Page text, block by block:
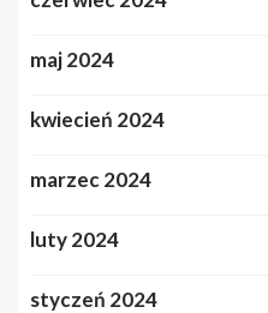
maj 2024
kwiecień 2024
marzec 2024
luty 2024
styczeń 2024